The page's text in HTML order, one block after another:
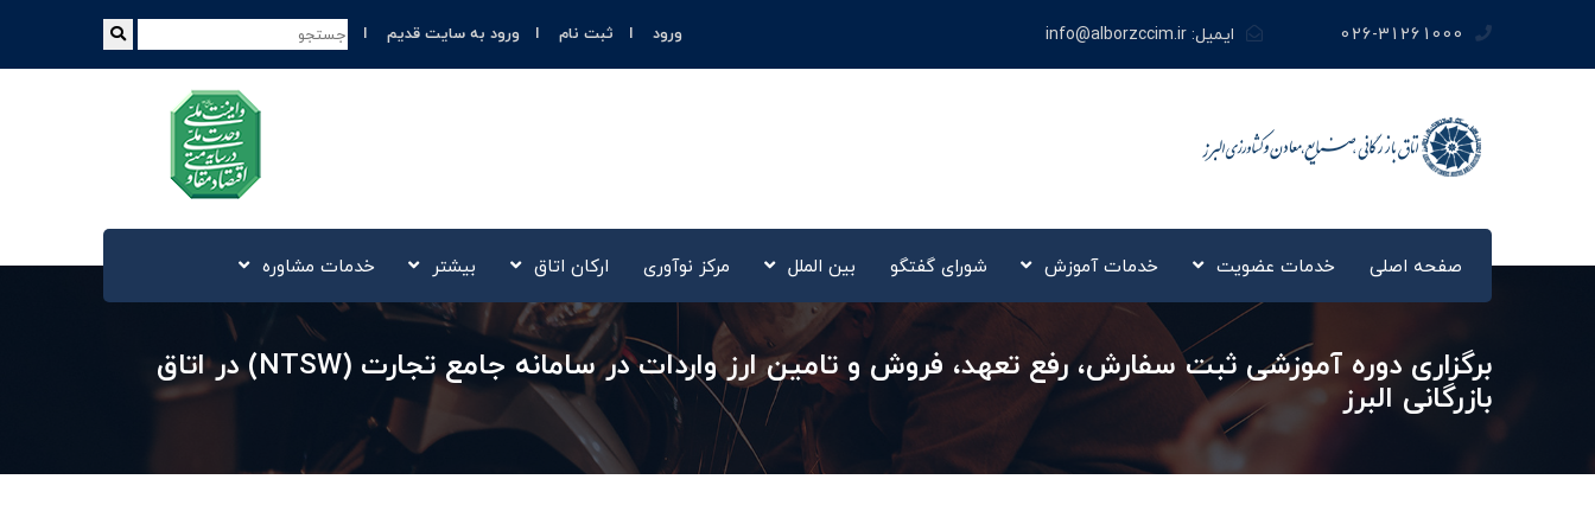
026-31261000 ایمیل:info@alborzccim.ir ورود ثبت نام ورود به سایت قدیم
صفحه اصلی خدمات عضویت خدمات آموزش شورای گفتگو بین الملل مرکز نوآوری‌ ارکان اتاق بیشتر خدمات مشاوره
برگزاری دوره آموزشی ثبت سفارش، رفع تعهد، فروش و تامین ارز واردات در سامانه جامع تجارت (NTSW) در اتاق
بازرگانی البرز